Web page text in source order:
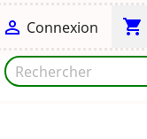
 Connexion shopping_cart